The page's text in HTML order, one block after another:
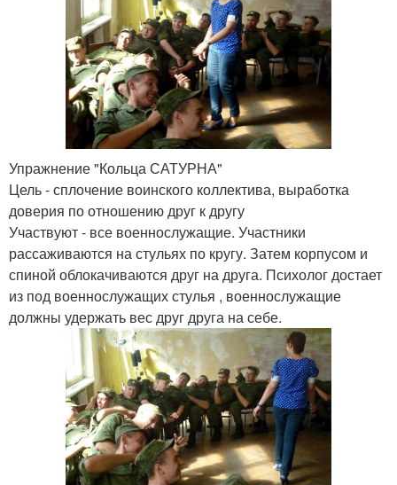
Упражнение "Кольца САТУРНА"
Цель - сплочение воинского коллектива, выработка
доверия по отношению друг к другу
Участвуют - все военнослужащие. Участники
рассаживаются на стульях по кругу. Затем корпусом и
спиной облокачиваются друг на друга. Психолог достает
из под военнослужащих стулья , военнослужащие
должны удержать вес друг друга на себе.